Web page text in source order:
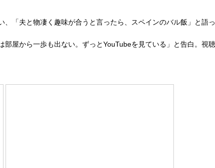
「夫と物凄く趣味が合うと言ったら、スペインのバル飯」と語っ
屋から一歩も出ない。ずっとYouTubeを見ている」と告白。視